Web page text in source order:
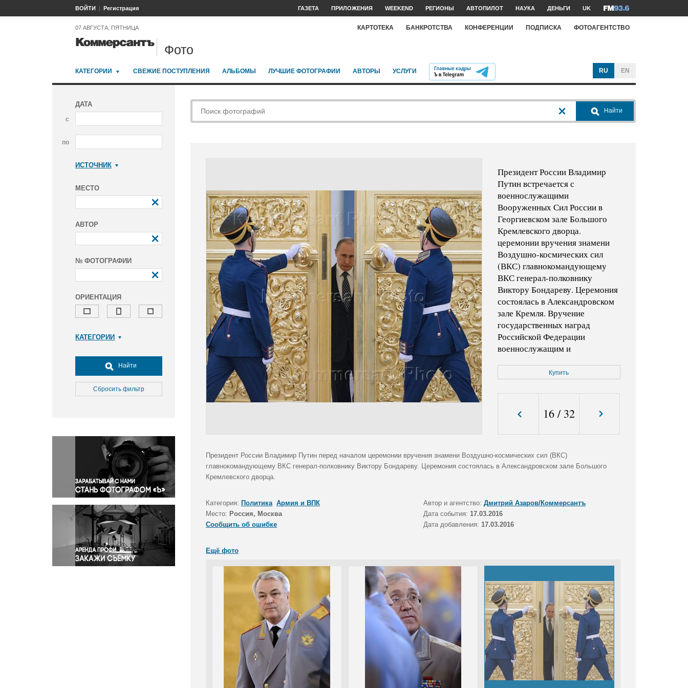
ВОЙТИ Регистрация ГАЗЕТА ПРИЛОЖЕНИЯ WEEKEND РЕГИОНЫ АВТОПИЛОТ НАУКА ДЕНЬГИ UK
07 АВГУСТА, ПЯТНИЦА КАРТОТЕКА БАНКРОТСТВА КОНФЕРЕНЦИИ ПОДПИСКА ФОТОАГЕНТСТВО
Фото
КАТЕГОРИИ СВЕЖИЕ ПОСТУПЛЕНИЯ АЛЬБОМЫ ЛУЧШИЕ ФОТОГРАФИИ АВТОРЫ УСЛУГИ RU EN
ДАТА
с
по
ИСТОЧНИК
МЕСТО
АВТОР
№ ФОТОГРАФИИ
ОРИЕНТАЦИЯ
КАТЕГОРИИ
Досуг, туризм и отдых
Культура
Медицина
Окружающая среда
Политика
Правосудие
Происшествия и конфликты
Религия
Светская жизнь
Спорт
Экология
Экономика и бизнес
Найти
Сбросить фильтр
Найти
Президент России Владимир
Путин встречается с
военнослужащими
Вооруженных Сил России в
Георгиевском зале Большого
Кремлевского дворца.
церемонии вручения знамени
Воздушно-космических сил
(ВКС) главнокомандующему
ВКС генерал-полковнику
Виктору Бондареву. Церемония
состоялась в Александровском
зале Кремля. Вручение
государственных наград
Российской Федерации
военнослужащим и
промышленного комплекса,
в Сирийской Арабской
Республике.
Формат файла: jpg
Размер файла (Мбайт): 5,3
Купить
16/ 32
Президент России Владимир Путин перед началом церемонии вручения знамени Воздушно-космических сил (ВКС)
главнокомандующему ВКС генерал-полковнику Виктору Бондареву. Церемония состоялась в Александровском зале Большого
Кремлевского дворца.
Категория: Политика Армия и ВПК Автор и агентство: Дмитрий Азаров/Коммерсантъ
Место: Россия, Москва Дата события: 17.03.2016
Сообщить об ошибке
Дата добавления: 17.03.2016
Ещё фото